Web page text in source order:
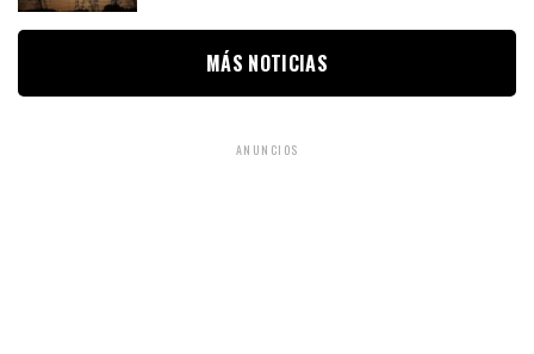
MÁS NOTICIAS
ANUNCIOS